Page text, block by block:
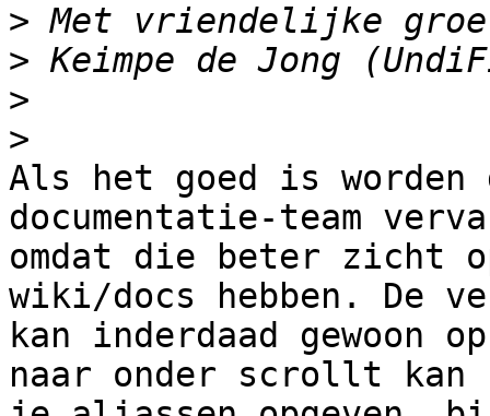
>
>
>
>
Als het goed is
documentatie-team
omdat die beter zicht
wiki/docs hebben. De
kan inderdaad gewoon
naar onder scrollt kan